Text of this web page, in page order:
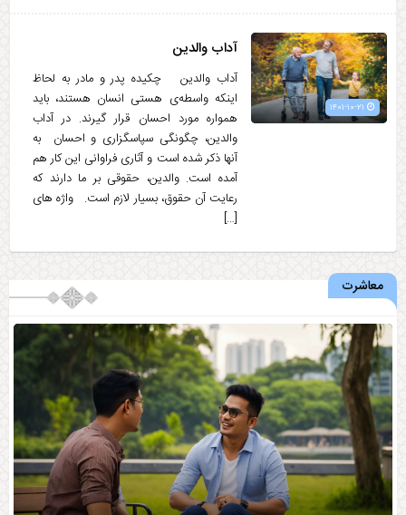
آداب والدین
آداب والدین چکیده پدر و مادر به لحاظ
اینکه واسطه‌ی هستی انسان هستند، باید
همواره مورد احسان قرار گیرند. در آداب
والدین، چگونگی سپاسگزاری و احسان به
آنها ذکر شده است و آثاری فراوانی این کار هم
آمده است. والدین، حقوقی بر ما دارند که
رعایت آن حقوق، بسیار لازم است. واژه های
[…]
معاشرت